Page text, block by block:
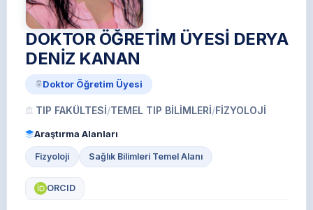
DOKTOR ÖĞRETİM ÜYESİ DERYA
DENİZ KANAN
Doktor Öğretim Üyesi
TIP FAKÜLTESİ/TEMEL TIP BİLİMLERİ/FİZYOLOJİ
Araştırma Alanları
Fizyoloji Sağlık Bilimleri Temel Alanı
ORCID